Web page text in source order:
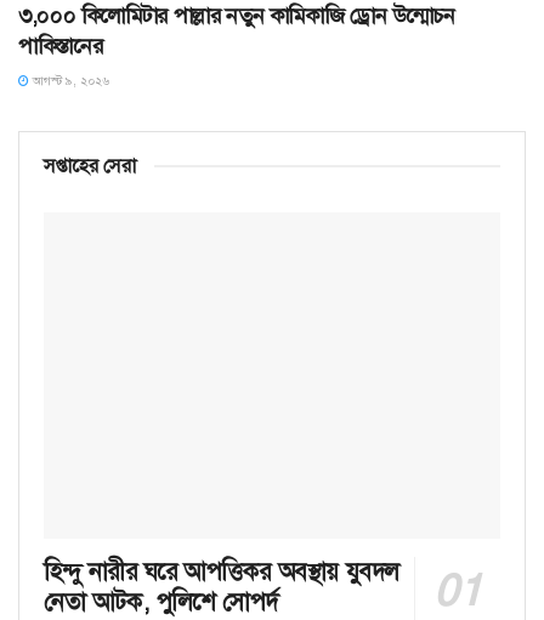
৩,০০০ কিলোমিটার পাল্লার নতুন কামিকাজি ড্রোন উন্মোচন
পাকিস্তানের
আগস্ট ৯, ২০২৬
সপ্তাহের সেরা
হিন্দু নারীর ঘরে আপত্তিকর অবস্থায় যুবদল
নেতা আটক, পুলিশে সোপর্দ